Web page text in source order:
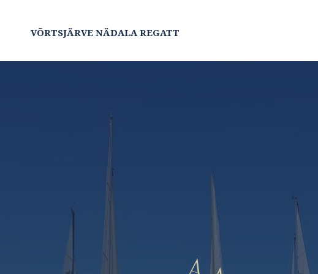
VÕRTSJÄRVE NÄDALA REGATT